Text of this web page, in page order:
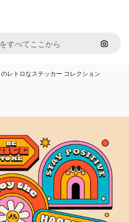
画像で
レトロなステッカー コレクション